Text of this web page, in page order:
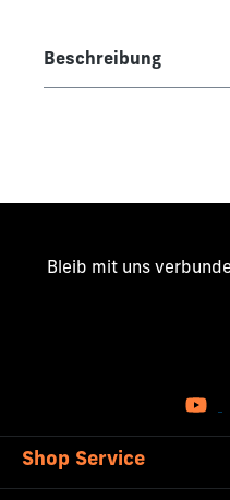
Beschreibung
Bleib mit uns
Shop Service